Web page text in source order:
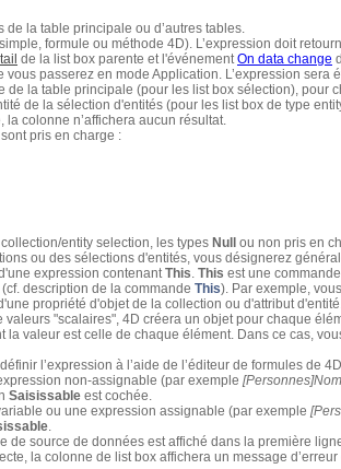
la table principale ou d’autres tables.
formule ou méthode 4D). L’expression doit
de la list box parente et l'événement On data change
passerez en mode Application. L’expression sera
de la table principale (pour les list box sélection), pour
de la sélection d'entités (pour les list box de type
colonne n’affichera aucun résultat.
pris en charge :
entity selection, les types Null ou non pris en
ou des sélections d'entités, vous désignerez
expression contenant This This est une
description de la commande This). Par exemple,
propriété d'objet de la collection ou d'attribut d'entité.
"scalaires", 4D créera un objet pour chaque
la valeur est celle de chaque élément. Dans ce cas,
l’expression à l’aide de l’éditeur de formules de
non-assignable (par exemple
Saisissable est cochée.
ou une expression assignable (par exemple
de source de données est affiché dans la première
la colonne de list box affichera un message d’erreur